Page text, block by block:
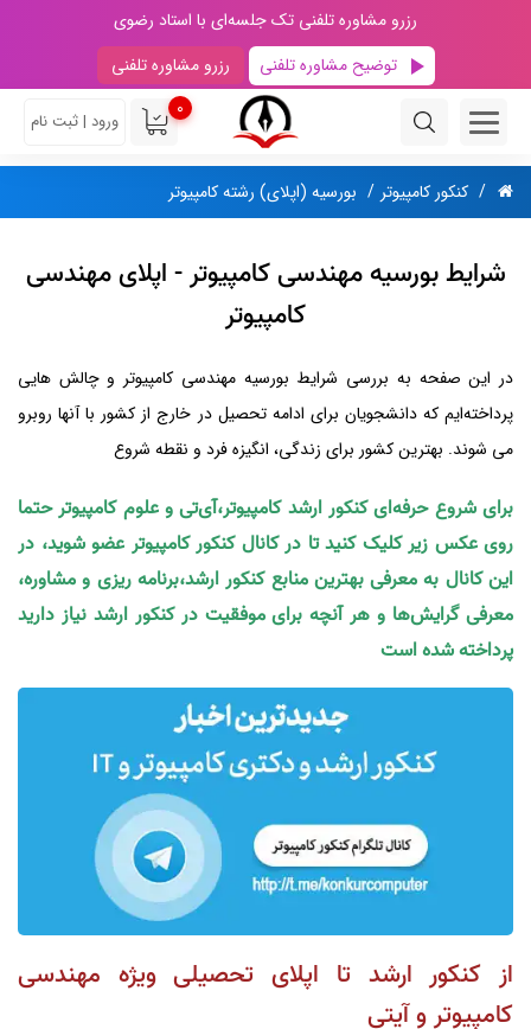
رزرو مشاوره تلفنی تک جلسه‌ای با استاد رضوی
توضیح مشاوره تلفنی
رزرو مشاوره تلفنی
0
ورود | ثبت نام
کنکور کامپیوتر بورسیه (اپلای) رشته کامپیوتر
شرایط بورسیه مهندسی کامپیوتر - اپلای مهندسی
کامپیوتر
در این صفحه به بررسی شرایط بورسیه مهندسی کامپیوتر و چالش هایی
پرداخته‌ایم که دانشجویان برای ادامه تحصیل در خارج از کشور با آنها روبرو
می شوند. بهترین کشور برای زندگی، انگیزه فرد و نقطه شروع
برای شروع حرفه‌ای کنکور ارشد کامپیوتر،آی‌تی و علوم کامپیوتر حتما
روی عکس زیر کلیک کنید تا در کانال کنکور کامپیوتر عضو شوید، در
این کانال به معرفی بهترین منابع کنکور ارشد،برنامه ریزی و مشاوره،
معرفی گرایش‌ها و هر آنچه برای موفقیت در کنکور ارشد نیاز دارید
پرداخته شده است
از کنکور ارشد تا اپلای تحصیلی ویژه مهندسی
کامپیوتر و آیتی